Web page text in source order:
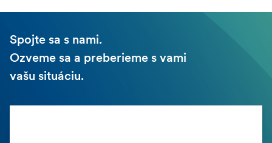
Spojte sa s nami.
Ozveme sa a preberieme s vami
vašu situáciu.